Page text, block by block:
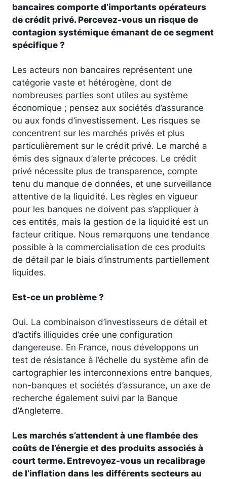
bancaires comporte d’importants opérateurs
de crédit privé. Percevez-vous un risque de
contagion systémique émanant de ce segment
spécifique ?
Les acteurs non bancaires représentent une
catégorie vaste et hétérogène, dont de
nombreuses parties sont utiles au système
économique ; pensez aux sociétés d’assurance
ou aux fonds d’investissement. Les risques se
concentrent sur les marchés privés et plus
particulièrement sur le crédit privé. Le marché a
émis des signaux d’alerte précoces. Le crédit
privé nécessite plus de transparence, compte
tenu du manque de données, et une surveillance
attentive de la liquidité. Les règles en vigueur
pour les banques ne doivent pas s’appliquer à
ces entités, mais la gestion de la liquidité est un
facteur critique. Nous remarquons une tendance
possible à la commercialisation de ces produits
de détail par le biais d’instruments partiellement
liquides.
Est-ce un problème ?
Oui. La combinaison d’investisseurs de détail et
d’actifs illiquides crée une configuration
dangereuse. En France, nous développons un
test de résistance à l’échelle du système afin de
cartographier les interconnexions entre banques,
non-banques et sociétés d’assurance, un axe de
recherche également suivi par la Banque
d’Angleterre.
Les marchés s’attendent à une flambée des
coûts de l’énergie et des produits associés à
court terme. Entrevoyez-vous un recalibrage
de l’inflation dans les différents secteurs au